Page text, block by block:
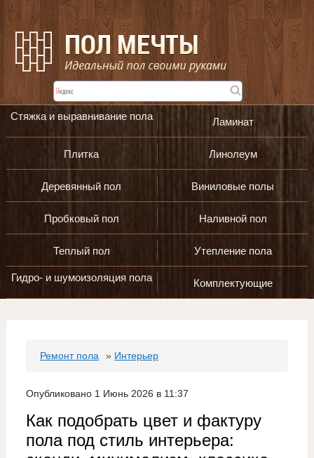
Стяжка и выравнивание пола Ламинат
Плитка Линолеум
Деревянный пол Виниловые полы
Пробковый пол Наливной пол
Теплый пол Утепление пола
Гидро- и шумоизоляция пола Комплектующие
Ремонт пола » Интерьер
Опубликовано 1 Июнь 2026 в 11:37
Как подобрать цвет и фактуру
пола под стиль интерьера: